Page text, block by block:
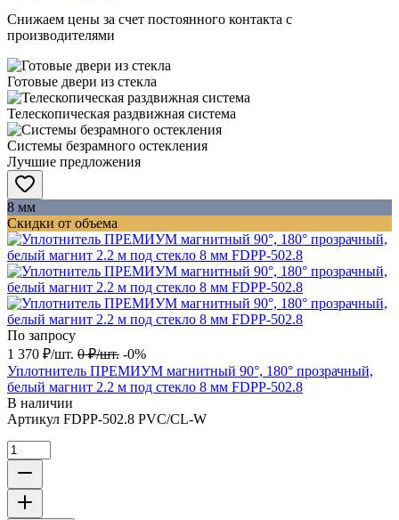
Снижаем цены за счет постоянного контакта с
производителями
Готовые двери из стекла
Телескопическая раздвижная система
Системы безрамного остекления
Лучшие предложения
8 мм
Скидки от объема
По запросу
1 370 ₽/шт. 0 ₽/шт. -0%
Уплотнитель ПРЕМИУМ магнитный 90°, 180° прозрачный,
белый магнит 2.2 м под стекло 8 мм FDPP-502.8
В наличии
Артикул FDPP-502.8 PVC/CL-W